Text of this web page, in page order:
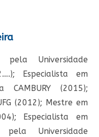
pela Universidade
Especialista em
CAMBURY (2015);
(2012); Mestre em
Especialista em
pela Universidade